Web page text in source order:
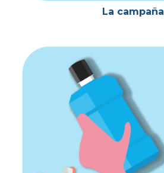
La campaña